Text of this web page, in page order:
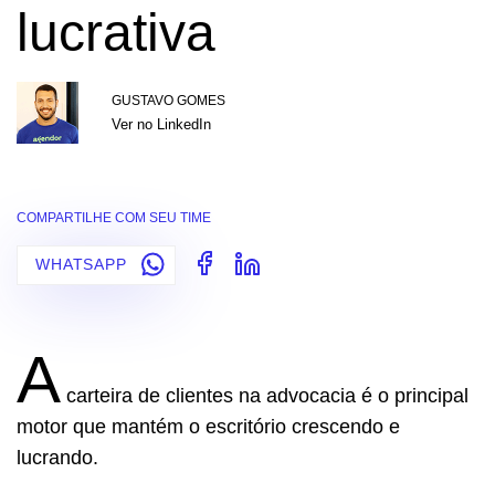
lucrativa
GUSTAVO GOMES
Ver no LinkedIn
COMPARTILHE COM SEU TIME
WHATSAPP
A carteira de clientes na advocacia é o principal
motor que mantém o escritório crescendo e
lucrando.